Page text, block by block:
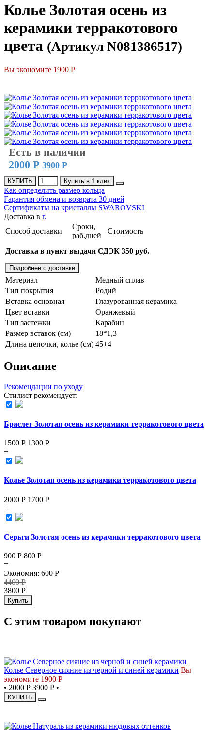
Колье Золотая осень из
керамики терракотового
цвета (Артикул N081386517)
Вы экономите 1900 Р
Есть в наличии
2000 Р 3900 Р
КУПИТЬ Купить в 1 клик
Как определить размер кольца
Гарантия обмена и возврата 30 дней
Сертификаты на кристаллы SWAROVSKI
Доставка в г.
Способ доставки
Сроки,
раб.дней
Стоимость
Доставка в пункт выдачи СДЭК 350 руб.
Подробнее о доставке
Материал
Медный сплав
Тип покрытия
Родий
Вставка основная
Глазурованная керамика
Цвет вставки
Оранжевый
Тип застежки
Карабин
Размер вставок (см)
18*1,3
Длина цепочки, колье (см) 45+4
Описание
Рекомендации по уходу
Стилист рекомендует:
Браслет Золотая осень из керамики терракотового цвета
1500 Р 1300 Р
+
Колье Золотая осень из керамики терракотового цвета
2000 Р 1700 Р
+
Серьги Золотая осень из керамики терракотового цвета
900 Р 800 Р
=
Экономия: 600 Р
4400Р
3800 Р
Купить
С этим товаром покупают
Колье Северное сияние из черной и синей керамики Вы
экономите 1900 Р
• 2000 Р 3900 Р •
КУПИТЬ